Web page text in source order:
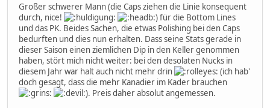
Großer schwerer Mann (die Caps ziehen die Linie konsequent
durch, nice!
) für die Bottom Lines
und das PK. Beides Sachen, die etwas Polishing bei den Caps
bedurften und dies nun erhalten. Dass seine Stats gerade in
dieser Saison einen ziemlichen Dip in den Keller genommen
haben, stört mich nicht weiter: bei den desolaten Nucks in
diesem Jahr war halt auch nicht mehr drin
(ich hab'
doch gesagt, dass die mehr Kanadier im Kader brauchen
). Preis daher absolut angemessen.